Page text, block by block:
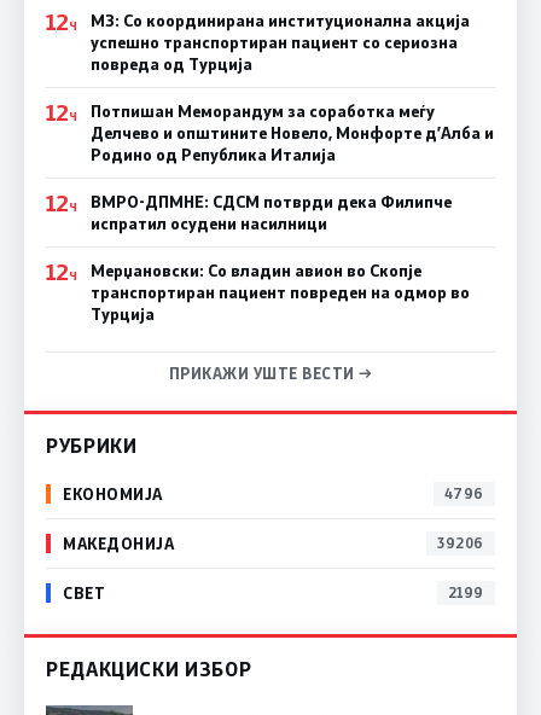
12Ч
МЗ: Со координирана институционална акција
успешно транспортиран пациент со сериозна
повреда од Турција
12Ч
Потпишан Меморандум за соработка меѓу
Делчево и општините Новело, Монфорте д’Алба и
Родино од Република Италија
12Ч
ВМРО-ДПМНЕ: СДСM потврди дека Филипче
испратил осудени насилници
12Ч
Мерџановски: Со владин авион во Скопје
транспортиран пациент повреден на одмор во
Турција
ПРИКАЖИ УШТЕ ВЕСТИ →
РУБРИКИ
ЕКОНОМИЈА 4796
МАКЕДОНИЈА 39206
СВЕТ 2199
РЕДАКЦИСКИ ИЗБОР